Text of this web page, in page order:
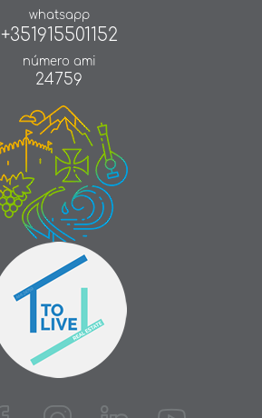
whatsapp
+351915501152
número ami
24759